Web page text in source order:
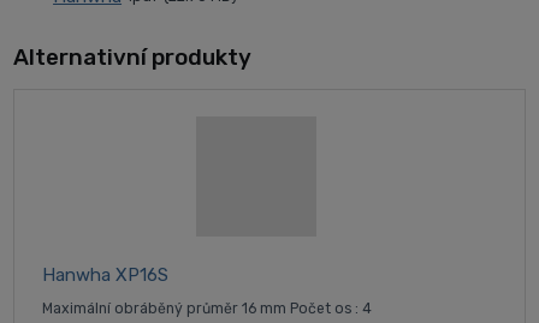
Alternativní produkty
Hanwha XP16S
Maximální obráběný průměr 16 mm Počet os : 4